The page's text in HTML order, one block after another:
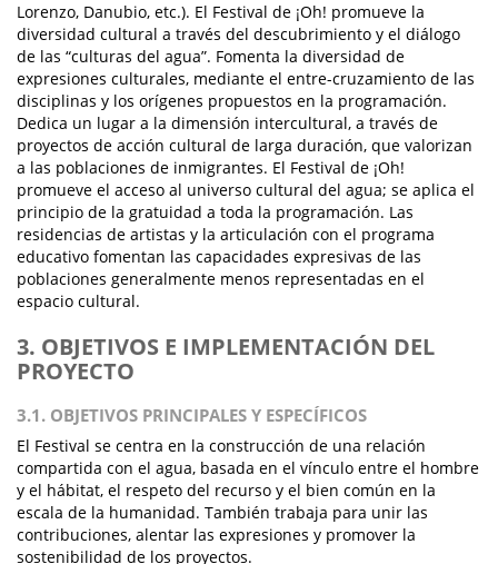
Lorenzo, Danubio, etc.). El Festival de ¡Oh! promueve la
diversidad cultural a través del descubrimiento y el diálogo
de las “culturas del agua”. Fomenta la diversidad de
expresiones culturales, mediante el entre-cruzamiento de las
disciplinas y los orígenes propuestos en la programación.
Dedica un lugar a la dimensión intercultural, a través de
proyectos de acción cultural de larga duración, que valorizan
a las poblaciones de inmigrantes. El Festival de ¡Oh!
promueve el acceso al universo cultural del agua; se aplica el
principio de la gratuidad a toda la programación. Las
residencias de artistas y la articulación con el programa
educativo fomentan las capacidades expresivas de las
poblaciones generalmente menos representadas en el
espacio cultural.
3. OBJETIVOS E IMPLEMENTACIÓN DEL
PROYECTO
3.1. OBJETIVOS PRINCIPALES Y ESPECÍFICOS
El Festival se centra en la construcción de una relación
compartida con el agua, basada en el vínculo entre el hombre
y el hábitat, el respeto del recurso y el bien común en la
escala de la humanidad. También trabaja para unir las
contribuciones, alentar las expresiones y promover la
sostenibilidad de los proyectos.